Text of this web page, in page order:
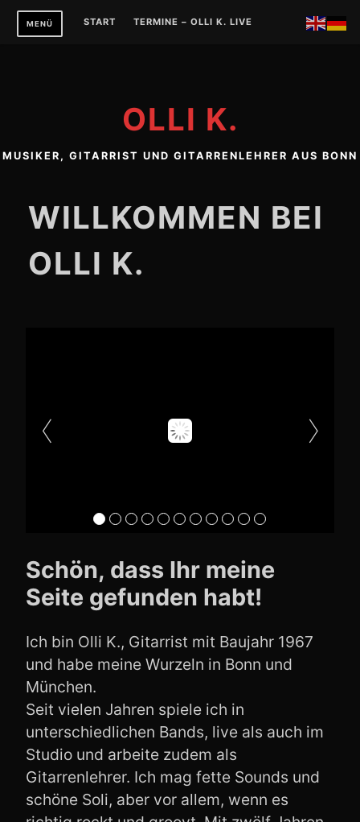
Zum
InhaltMENÜ START TERMINE – OLLI K. LIVE
OLLI K.
MUSIKER, GITARRIST UND GITARRENLEHRER AUS BONN
WILLKOMMEN BEI
OLLI K.
Schön, dass Ihr meine
Seite gefunden habt!
Ich bin Olli K., Gitarrist mit Baujahr 1967
und habe meine Wurzeln in Bonn und
München.
Seit vielen Jahren spiele ich in
unterschiedlichen Bands, live als auch im
Studio und arbeite zudem als
Gitarrenlehrer. Ich mag fette Sounds und
schöne Soli, aber vor allem, wenn es